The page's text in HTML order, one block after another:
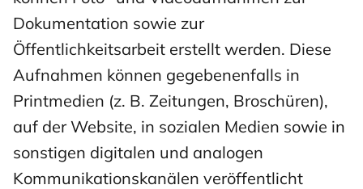
Dokumentation sowie zur
Öffentlichkeitsarbeit erstellt werden. Diese
Aufnahmen können gegebenenfalls in
Printmedien (z. B. Zeitungen, Broschüren),
auf der Website, in sozialen Medien sowie in
sonstigen digitalen und analogen
Kommunikationskanälen veröffentlicht